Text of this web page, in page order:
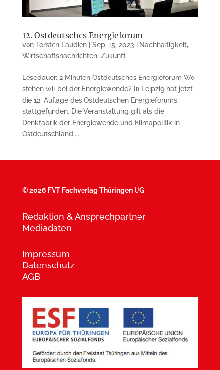
12. Ostdeutsches Energieforum
von Torsten Laudien| Sep. 15, 2023 Nachhaltigkeit,
Wirtschaftsnachrichten, Zukunft
Lesedauer: 2 Minuten Ostdeutsches Energieforum Wo
stehen wir bei der Energiewende? In Leipzig hat jetzt
die 12. Auflage des Ostdeutschen Energieforums
stattgefunden. Die Veranstaltung gilt als die
Denkfabrik der Energiewende und Klimapolitik in
Ostdeutschland....
©2026 FVT Fachverlag Thüringen UG
Redaktion & Ansprechpartner
Mediadaten
Impressum
Datenschutz
AGB